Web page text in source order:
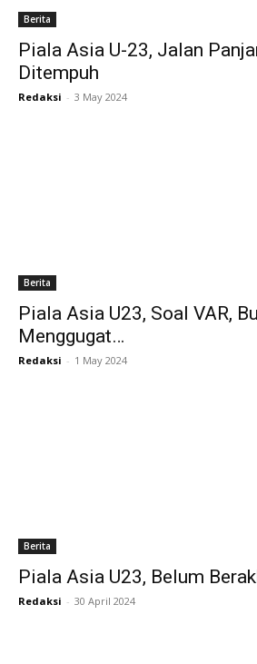
Berita
Piala Asia U-23, Jalan
Ditempuh
Redaksi - 3 May 2024
Berita
Piala Asia U23, Soal VAR,
Menggugat…
Redaksi - 1 May 2024
Berita
Piala Asia U23, Belum
Redaksi - 30 April 2024